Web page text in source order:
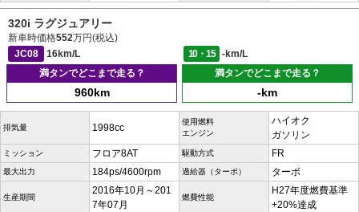
320i ラグジュアリー
新車時価格552万円(税込)
JC08
16km/L 10・15
-km/L
満タンでどこまで走る？
960km
満タンでどこまで走る？
-km
排気量 1998cc
使用燃料
エンジン
ハイオク
ガソリン
ミッション フロア8AT 駆動方式 FR
最大出力 184ps/4600rpm 過給器（ターボ） ターボ
生産期間
2016年10月～201
7年07月
燃費性能
H27年度燃費基準
+20%達成